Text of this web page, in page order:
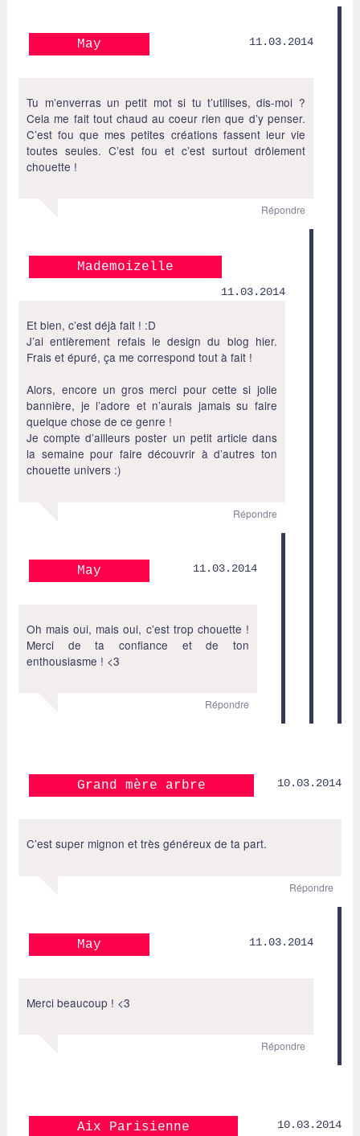
May 11.03.2014
Tu m’enverras un petit mot si tu t’utilises, dis-moi ?
Cela me fait tout chaud au coeur rien que d’y penser.
C’est fou que mes petites créations fassent leur vie
toutes seules. C’est fou et c’est surtout drôlement
chouette !
Répondre
Mademoizelle
11.03.2014
Et bien, c’est déjà fait ! :D
J’ai entièrement refais le design du blog hier.
Frais et épuré, ça me correspond tout à fait !
Alors, encore un gros merci pour cette si jolie
bannière, je l’adore et n’aurais jamais su faire
quelque chose de ce genre !
Je compte d’ailleurs poster un petit article dans
la semaine pour faire découvrir à d’autres ton
chouette univers :)
Répondre
May 11.03.2014
Oh mais oui, mais oui, c’est trop chouette !
Merci de ta confiance et de ton
enthousiasme ! <3
Répondre
Grand mère arbre 10.03.2014
C’est super mignon et très généreux de ta part.
Répondre
May 11.03.2014
Merci beaucoup ! <3
Répondre
Aix Parisienne 10.03.2014